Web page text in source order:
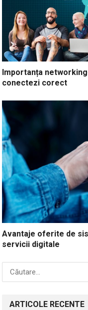
Importanța
conectezi corect
Avantaje oferite de
servicii digitale
Caută
ARTICOLE RECENTE